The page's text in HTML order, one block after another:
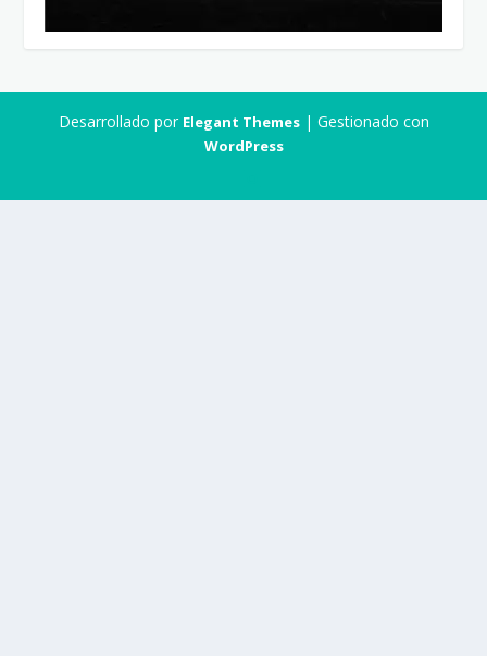
Desarrollado por Elegant Themes| Gestionado con
WordPress